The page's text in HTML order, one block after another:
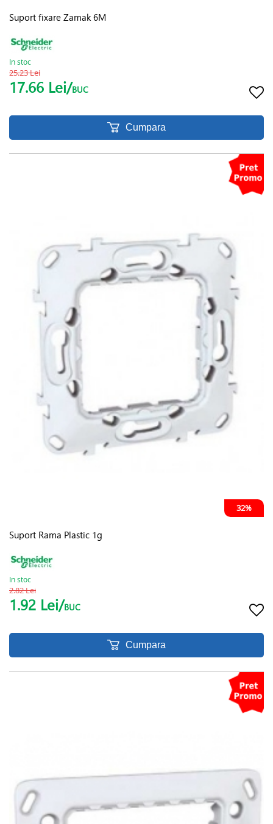
Suport fixare Zamak 6M
In stoc
25.23 Lei
17.66 Lei/BUC
Cumpara
32%
Suport Rama Plastic 1g
In stoc
2.82 Lei
1.92 Lei/BUC
Cumpara